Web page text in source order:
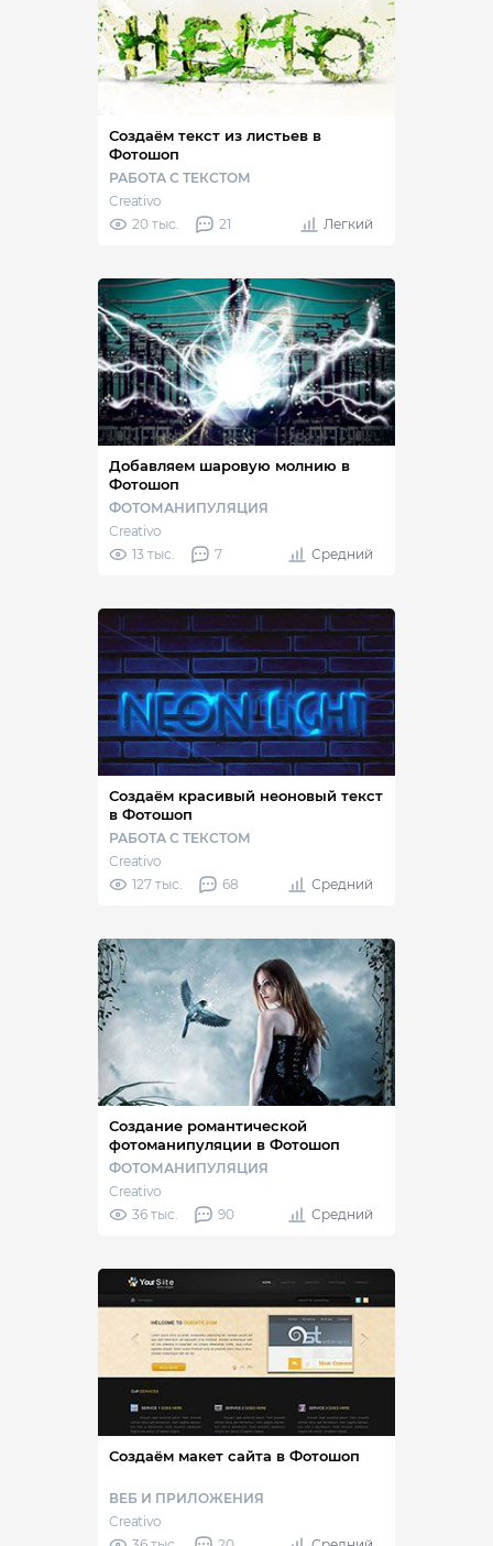
Создаём текст из листьев в
Фотошоп
РАБОТА С ТЕКСТОМ
Creativo
20 тыс.
21 Легкий
Добавляем шаровую молнию в
Фотошоп
ФОТОМАНИПУЛЯЦИЯ
Creativo
13 тыс.
7 Средний
Создаём красивый неоновый текст
в Фотошоп
РАБОТА С ТЕКСТОМ
Creativo
127 тыс.
68 Средний
Создание романтической
фотоманипуляции в Фотошоп
ФОТОМАНИПУЛЯЦИЯ
Creativo
36 тыс.
90 Средний
Создаём макет сайта в Фотошоп
ВЕБ И ПРИЛОЖЕНИЯ
Creativo